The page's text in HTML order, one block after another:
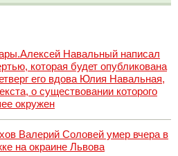
Навальный написал
которая будет опубликована
его вдова Юлия Навальная,
о существовании которого
окружен
Валерий Соловей умер вчера в
на окраине Львова